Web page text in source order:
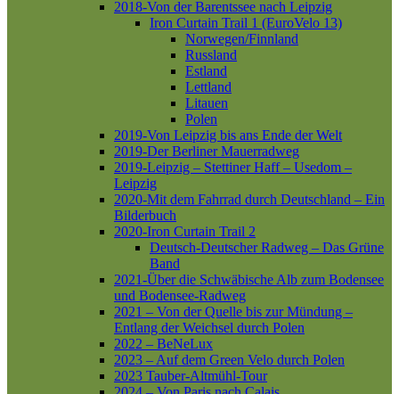
2018-Von der Barentssee nach Leipzig
Iron Curtain Trail 1 (EuroVelo 13)
Norwegen/Finnland
Russland
Estland
Lettland
Litauen
Polen
2019-Von Leipzig bis ans Ende der Welt
2019-Der Berliner Mauerradweg
2019-Leipzig – Stettiner Haff – Usedom –
Leipzig
2020-Mit dem Fahrrad durch Deutschland – Ein
Bilderbuch
2020-Iron Curtain Trail 2
Deutsch-Deutscher Radweg – Das Grüne
Band
2021-Über die Schwäbische Alb zum Bodensee
und Bodensee-Radweg
2021 – Von der Quelle bis zur Mündung –
Entlang der Weichsel durch Polen
2022 – BeNeLux
2023 – Auf dem Green Velo durch Polen
2023 Tauber-Altmühl-Tour